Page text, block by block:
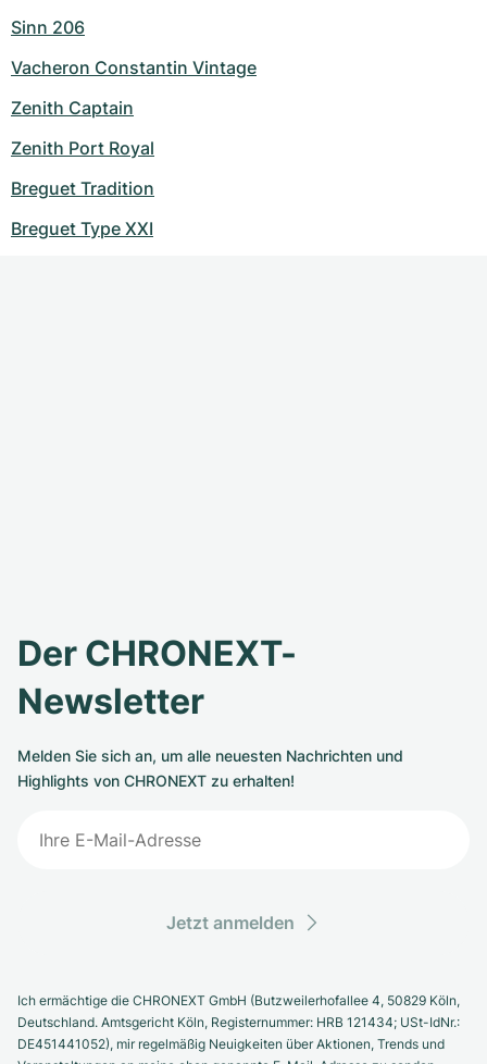
Sinn 206
Vacheron Constantin Vintage
Zenith Captain
Zenith Port Royal
Breguet Tradition
Breguet Type XXI
Der CHRONEXT-
Newsletter
Melden Sie sich an, um alle neuesten Nachrichten und
Highlights von CHRONEXT zu erhalten!
Jetzt anmelden
Ich ermächtige die CHRONEXT GmbH (Butzweilerhofallee 4, 50829 Köln,
Deutschland. Amtsgericht Köln, Registernummer: HRB 121434; USt-IdNr.:
DE451441052), mir regelmäßig Neuigkeiten über Aktionen, Trends und